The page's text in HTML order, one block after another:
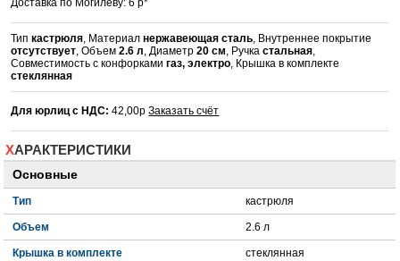
Доставка по Могилёву: 6 р*
Типкастрюля, Материалнержавеющая сталь, Внутреннее покрытие
отсутствует, Объем2.6 л, Диаметр20 см, Ручкастальная,
Совместимость с конфоркамигаз, электро, Крышка в комплекте
стеклянная
Для юрлиц с НДС: 42,00рЗаказать счёт
ХАРАКТЕРИСТИКИ
Основные
Тип кастрюля
Объем 2.6 л
Крышка в комплекте стеклянная